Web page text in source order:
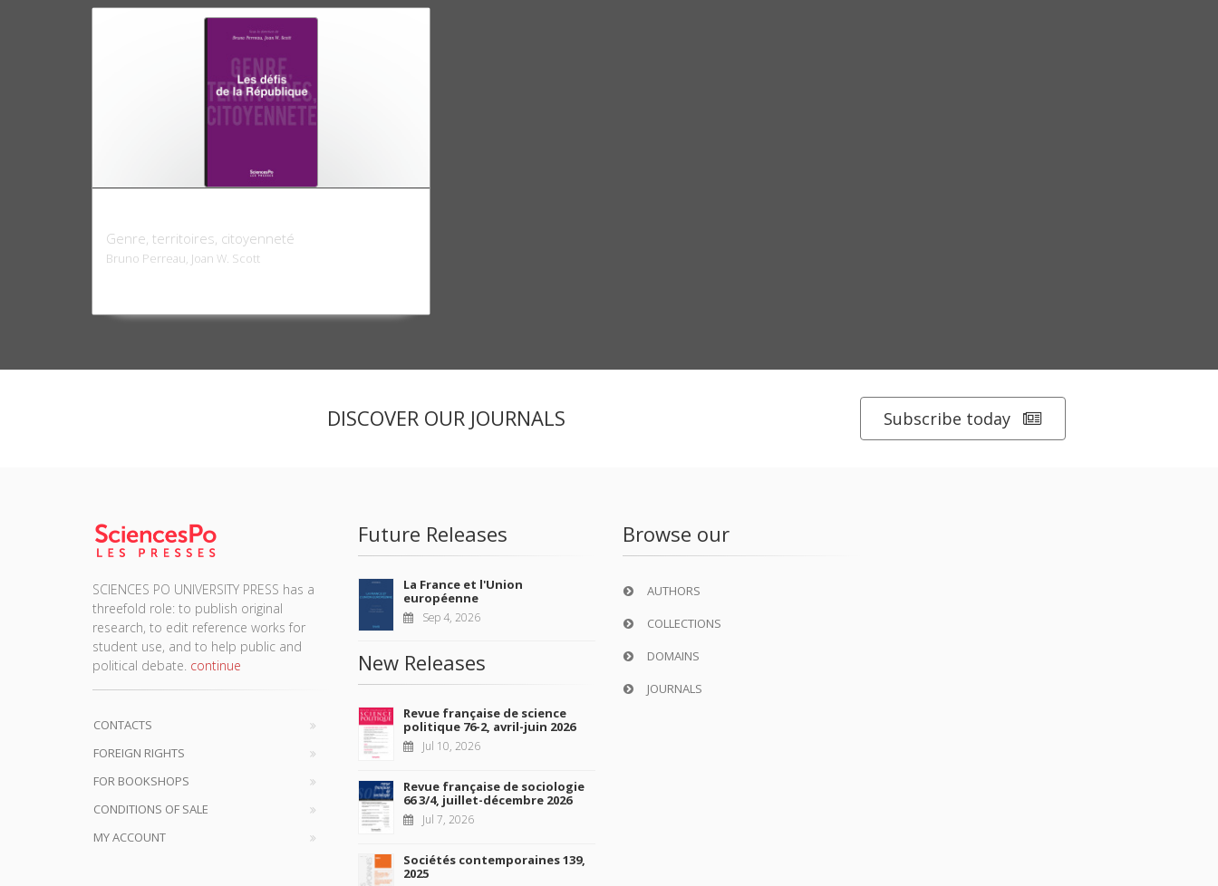
Genre, territoires, citoyenneté
Bruno Perreau, Joan W. Scott
DISCOVER OUR JOURNALS Subscribe today
SCIENCES PO UNIVERSITY PRESS has a
threefold role: to publish original
research, to edit reference works for
student use, and to help public and
political debate. continue
CONTACTS
FOREIGN RIGHTS
FOR BOOKSHOPS
CONDITIONS OF SALE
MY ACCOUNT
Future Releases
La France et l'Union
européenne
Sep 4, 2026
New Releases
Revue française de science
politique 76-2, avril-juin 2026
Jul 10, 2026
Revue française de sociologie
66 3/4, juillet-décembre 2026
Jul 7, 2026
Sociétés contemporaines 139,
2025
Browse our
AUTHORS
COLLECTIONS
DOMAINS
JOURNALS